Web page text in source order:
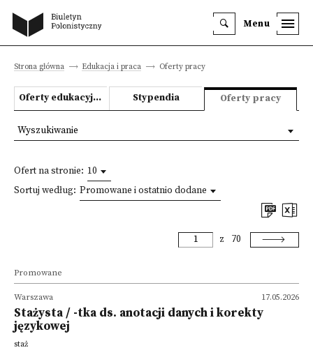
Menu
Strona główna Edukacja i praca Oferty pracy
Oferty edukacyjne Stypendia Oferty pracy
Ofert na stronie: 10
Sortuj według: Promowane i ostatnio dodane
z 70
Promowane
17.05.2026
Warszawa
Stażysta / -tka ds. anotacji danych i korekty
językowej
staż
Wyszukiwanie